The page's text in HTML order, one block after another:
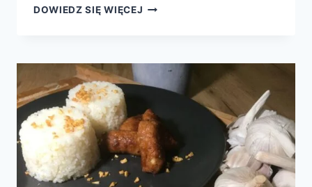
DOWIEDZ SIĘ WIĘCEJ FILIPIŃSKI